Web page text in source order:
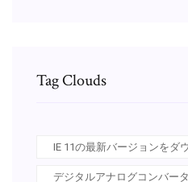
Tag Clouds
IE 11の最新バージョンをダ
デジタルアナログコンバー